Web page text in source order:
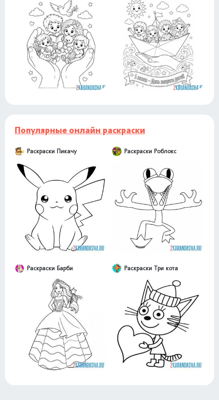
Популярные онлайн раскраски
Раскраски Пикачу Раскраски Роблокс
Раскраски Барби Раскраски Три кота